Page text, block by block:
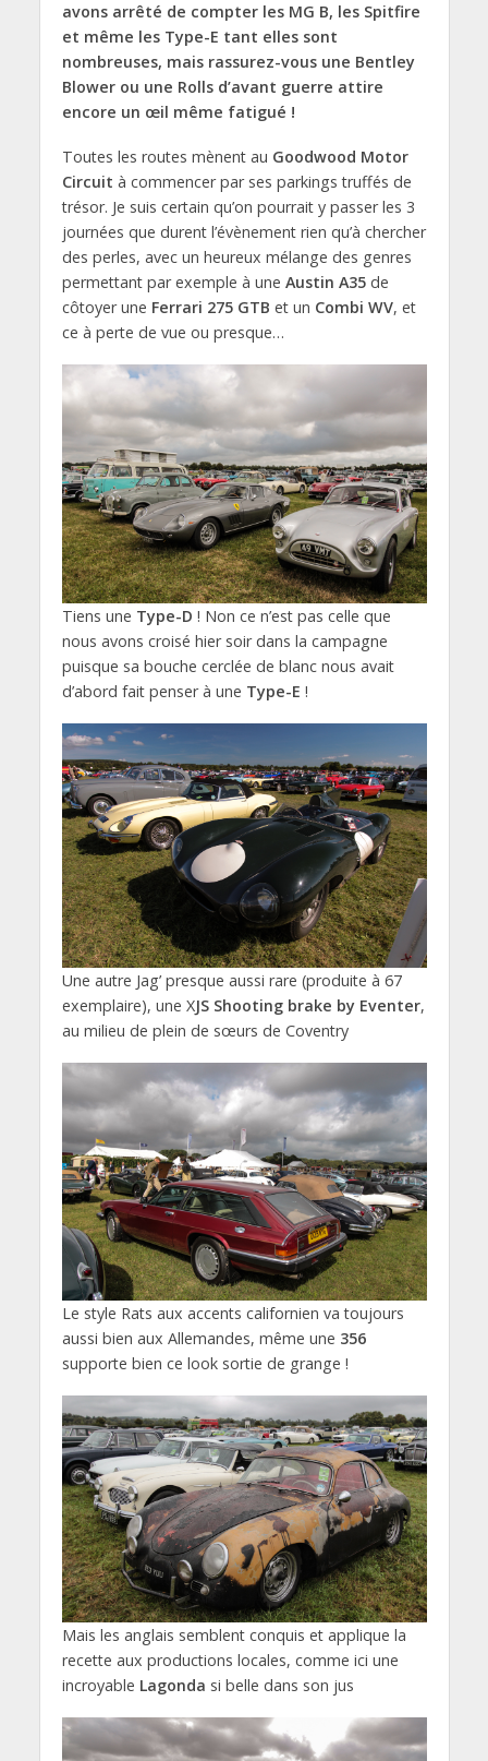
avons arrêté de compter les MG B, les Spitfire
et même les Type-E tant elles sont
nombreuses, mais rassurez-vous une Bentley
Blower ou une Rolls d’avant guerre attire
encore un œil même fatigué !
Toutes les routes mènent au Goodwood Motor
Circuit à commencer par ses parkings truffés de
trésor. Je suis certain qu’on pourrait y passer les 3
journées que durent l’évènement rien qu’à chercher
des perles, avec un heureux mélange des genres
permettant par exemple à une Austin A35de
côtoyer une Ferrari 275 GTB et un Combi WV, et
ce à perte de vue ou presque…
Tiens une Type-D ! Non ce n’est pas celle que
nous avons croisé hier soir dans la campagne
puisque sa bouche cerclée de blanc nous avait
d’abord fait penser à une Type-E !
Une autre Jag’ presque aussi rare (produite à 67
exemplaire), une XJS Shooting brake by Eventer,
au milieu de plein de sœurs de Coventry
Le style Rats aux accents californien va toujours
aussi bien aux Allemandes, même une 356
supporte bien ce look sortie de grange !
Mais les anglais semblent conquis et applique la
recette aux productions locales, comme ici une
incroyable Lagonda si belle dans son jus